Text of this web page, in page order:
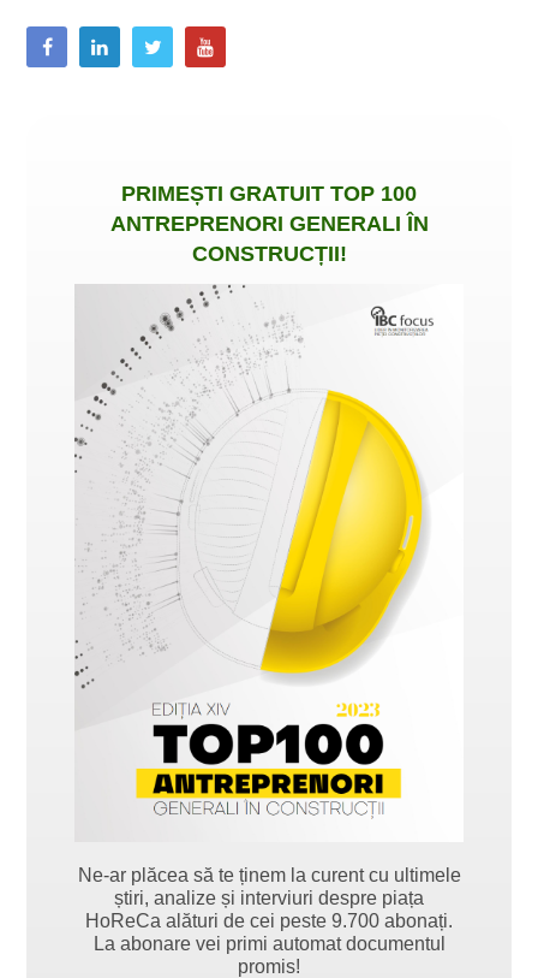
PRIMEȘTI GRATUIT TOP 100
ANTREPRENORI GENERALI ÎN
CONSTRUCȚII!
Ne-ar plăcea să te ținem la curent cu ultimele
știri, analize și interviuri despre piața
HoReCa alături de cei peste 9.700 abonați.
La abonare vei primi automat documentul
promis!